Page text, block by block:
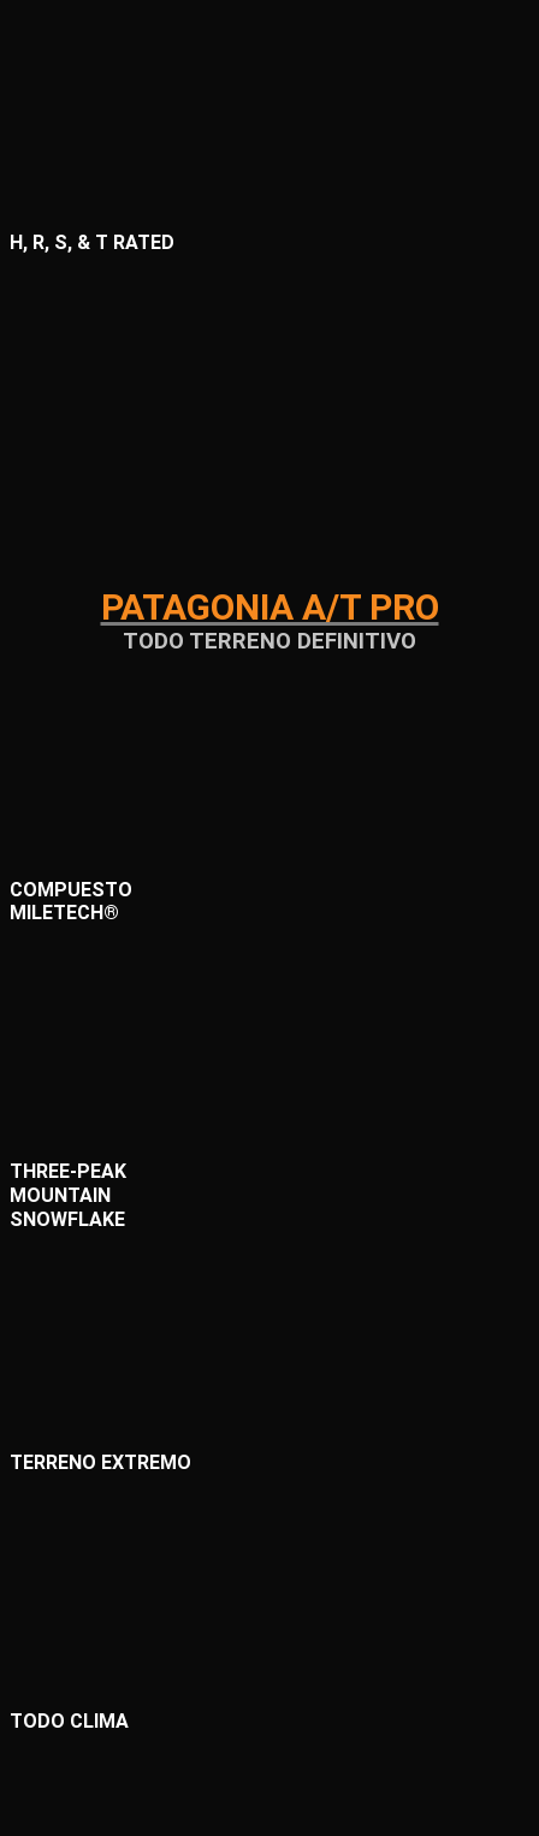
H, R, S, & T RATED
PATAGONIA A/T PRO
TODO TERRENO DEFINITIVO
COMPUESTO
MILETECH®
THREE-PEAK
MOUNTAIN
SNOWFLAKE
TERRENO EXTREMO
TODO CLIMA